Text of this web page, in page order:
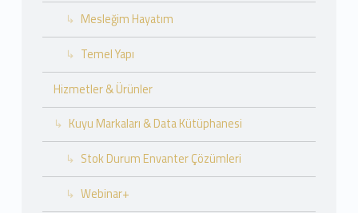
Mesleğim Hayatım
Temel Yapı
Hizmetler & Ürünler
Kuyu Markaları & Data Kütüphanesi
Stok Durum Envanter Çözümleri
Webinar+